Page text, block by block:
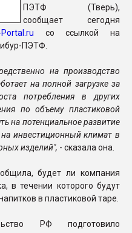
ПЭТФ (Тверь),
сообщает сегодня
со ссылкой на
ПЭТФ.
на производство
на полной загрузке за
потребления в других
по объему пластиковой
на потенциальное развитие
инвестиционный климат в
изделий", - сказала она.
будет ли компания
в течении которого будут
в пластиковой таре.
РФ подготовило